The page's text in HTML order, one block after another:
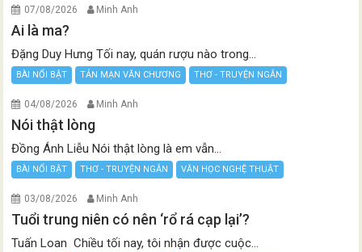
07/08/2026 Minh Anh
Ai là ma?
Đặng Duy Hưng Tối nay, quán rượu nào trong...
BÀI NỔI BẬT TẢN MẠN VĂN CHƯƠNG THƠ - TRUYỆN NGẮN
04/08/2026 Minh Anh
Nói thật lòng
Đồng Ánh Liễu Nói thật lòng là em vẫn...
BÀI NỔI BẬT THƠ - TRUYỆN NGẮN VĂN HỌC NGHỆ THUẬT
03/08/2026 Minh Anh
Tuổi trung niên có nên ‘rổ rá cạp lại’?
Tuấn Loan Chiều tối nay, tôi nhận được cuộc...